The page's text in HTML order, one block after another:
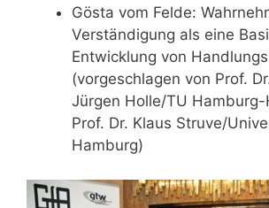
Gösta vom Felde:
Verständigung als eine
Entwicklung von
(vorgeschlagen von Prof.
Jürgen Holle/TU
Prof. Dr. Klaus Struve/
Hamburg)